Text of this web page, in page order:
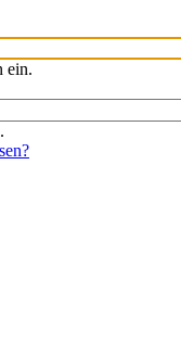
ein.